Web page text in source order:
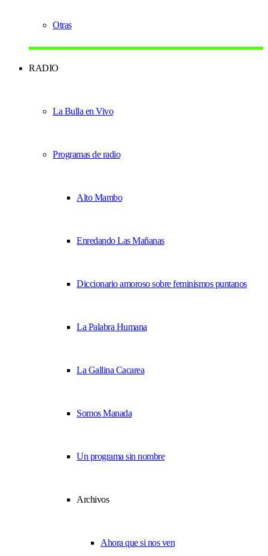
Otras
RADIO
La Bulla en Vivo
Programas de radio
Alto Mambo
Enredando Las Mañanas
Diccionario amoroso sobre feminismos puntanos
La Palabra Humana
La Gallina Cacarea
Somos Manada
Un programa sin nombre
Archivos
Ahora que si nos ven